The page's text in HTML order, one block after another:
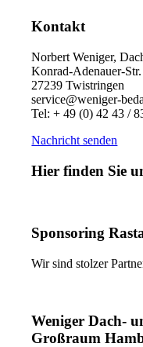
Kontakt
Norbert Weniger,
Konrad-Adenauer-
27239 Twistringen
service@weniger-
Tel: + 49 (0) 42 43 /
Nachricht senden
Hier finden Sie
Sponsoring
Wir sind stolzer
Weniger Dach-
Großraum